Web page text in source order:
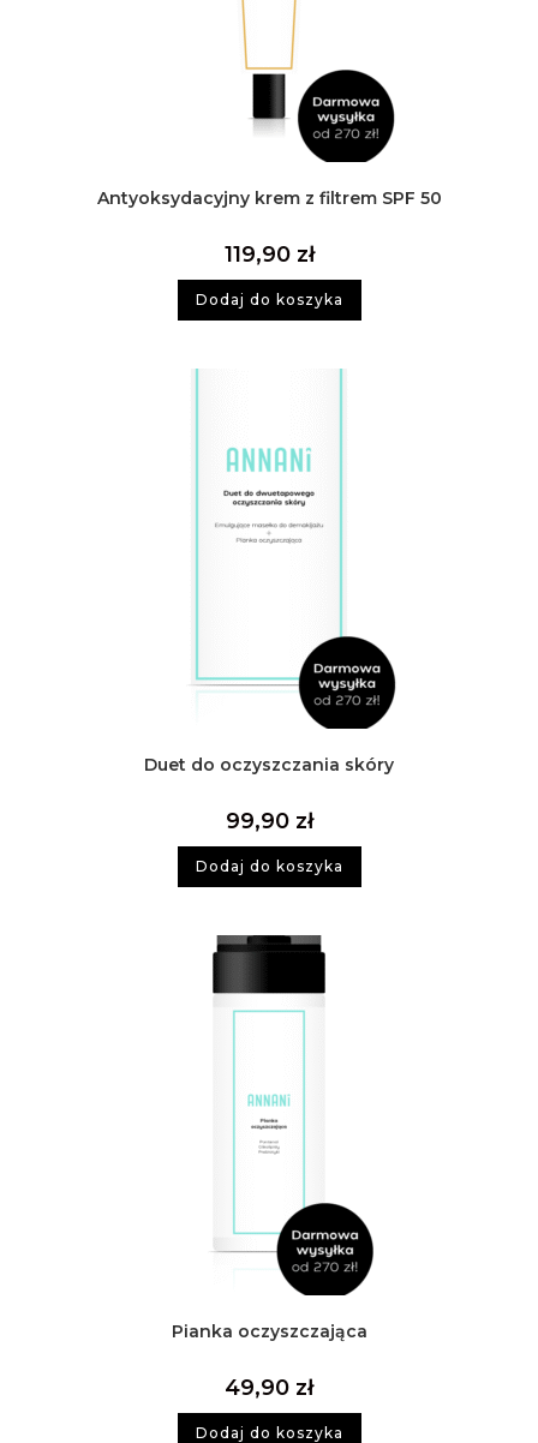
Antyoksydacyjny krem z filtrem SPF 50
119,90 zł
Dodaj do koszyka
Duet do oczyszczania skóry
99,90 zł
Dodaj do koszyka
Pianka oczyszczająca
49,90 zł
Dodaj do koszyka